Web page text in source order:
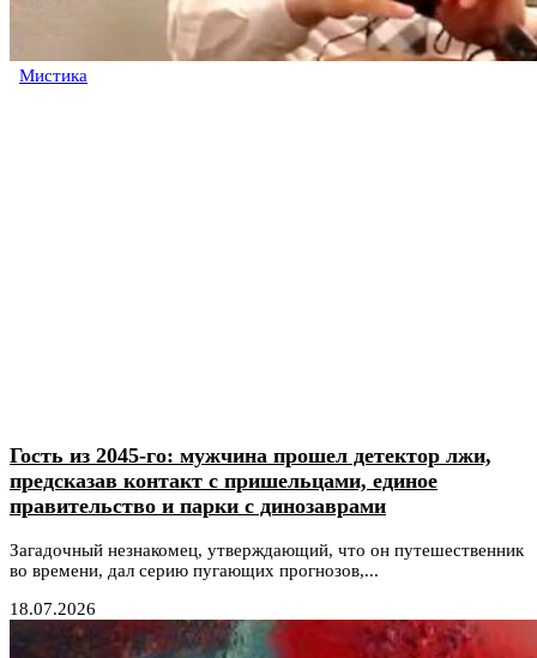
Мистика
Гость из 2045-го: мужчина прошел детектор лжи,
предсказав контакт с пришельцами, единое
правительство и парки с динозаврами
Загадочный незнакомец, утверждающий, что он путешественник
во времени, дал серию пугающих прогнозов,...
18.07.2026